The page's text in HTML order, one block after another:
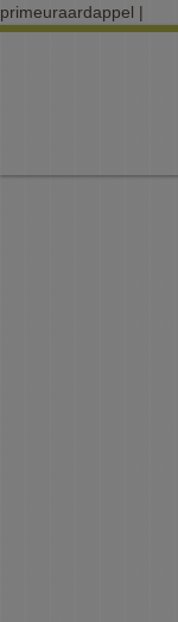
primeuraardappel |